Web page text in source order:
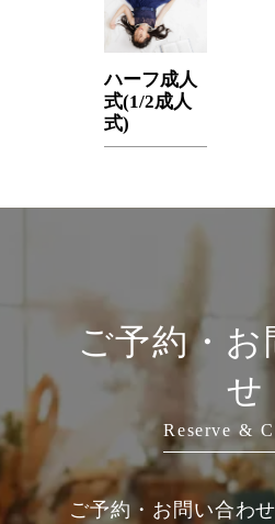
ハーフ成人
式(1/2成人
式)
ご予約・お
せ
Reserve &
ご予約・お問い合わ